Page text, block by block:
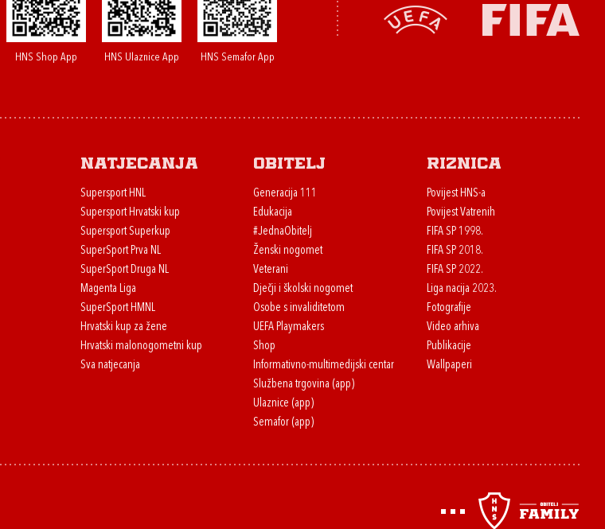
HNS Shop App HNS Ulaznice App HNS Semafor App
Natjecanja
Supersport HNL
Supersport Hrvatski kup
Supersport Superkup
SuperSport Prva NL
SuperSport Druga NL
Magenta Liga
SuperSport HMNL
Hrvatski kup za žene
Hrvatski malonogometni kup
Sva natjecanja
Obitelj
Generacija 111
Edukacija
#JednaObitelj
Ženski nogomet
Veterani
Dječji i školski nogomet
Osobe s invaliditetom
UEFA Playmakers
Shop
Informativno-multimedijski centar
Službena trgovina (app)
Ulaznice (app)
Semafor (app)
Riznica
Povijest HNS-a
Povijest Vatrenih
FIFA SP 1998.
FIFA SP 2018.
FIFA SP 2022.
Liga nacija 2023.
Fotografije
Video arhiva
Publikacije
Wallpaperi